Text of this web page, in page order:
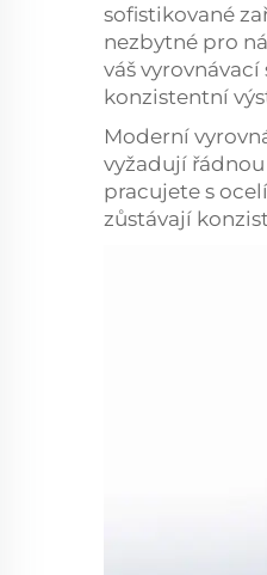
sofistikované
nezbytné pro
váš
konzistentní
Moderní
vyžadují
pracujete s
zůstávají